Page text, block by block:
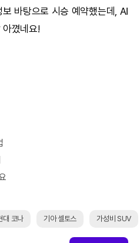
바탕으로 시승 예약했는데, AI
아꼈네요!
대 코나 기아 셀토스 가성비 SUV